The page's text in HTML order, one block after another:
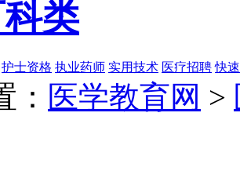
类
护士资格 执业药师 实用技术 医疗招聘 快
： 医学教育网 >